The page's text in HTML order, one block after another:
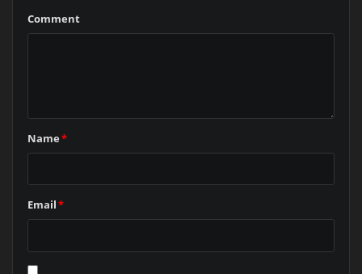
Comment
Name*
Email*